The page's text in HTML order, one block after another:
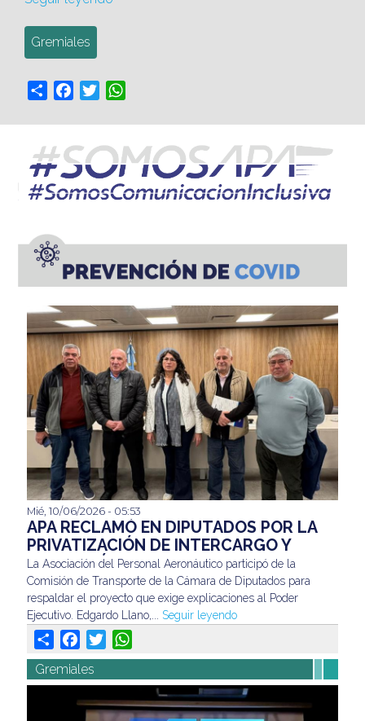
Gremiales
Share Facebook
Twitter
La Asociación del Personal Aeronáutico participó de la
Comisión de Transporte de la Cámara de Diputados para
respaldar el proyecto que exige explicaciones al Poder
Ejecutivo. Edgardo Llano,...Seguir leyendo
Mié, 10/06/2026 - 05:53
APA RECLAMÓ EN DIPUTADOS POR LA
PRIVATIZACIÓN DE INTERCARGO Y
DENUNCIÓ IRREGULARIDADES EN EL
PROCESO
La Asociación del Personal Aeronáutico participó de la
Comisión de Transporte de la Cámara de Diputados para
respaldar el proyecto que exige explicaciones al Poder
Ejecutivo. Edgardo Llano,... Seguir leyendo
Share Facebook
Twitter
Gremiales